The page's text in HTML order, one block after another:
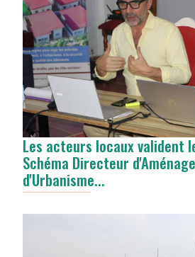
Les acteurs locaux valident
Schéma Directeur
d'Urbanisme...